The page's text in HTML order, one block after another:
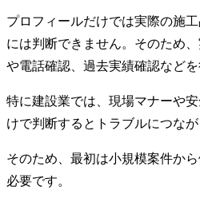
プロフィールだけでは実際の施
には判断できません。そのため
や電話確認、過去実績確認などを
特に建設業では、現場マナーや
けで判断するとトラブルにつなが
そのため、最初は小規模案件か
必要です。